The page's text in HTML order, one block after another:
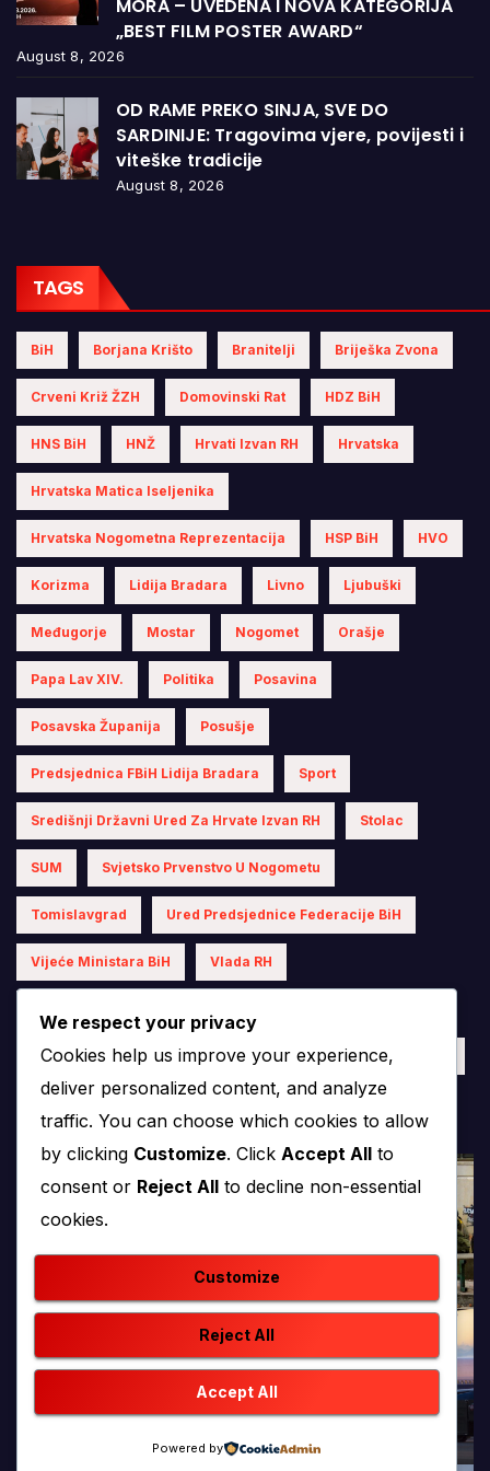
MORA – UVEDENA I NOVA KATEGORIJA
„BEST FILM POSTER AWARD“
August 8, 2026
OD RAME PREKO SINJA, SVE DO
SARDINIJE: Tragovima vjere, povijesti i
viteške tradicije
August 8, 2026
TAGS
BiH Borjana Krišto Branitelji Briješka Zvona
Crveni Križ ŽZH Domovinski Rat HDZ BiH
HNS BiH HNŽ Hrvati Izvan RH Hrvatska
Hrvatska Matica Iseljenika
Hrvatska Nogometna Reprezentacija HSP BiH HVO
Korizma Lidija Bradara Livno Ljubuški
Međugorje Mostar Nogomet Orašje
Papa Lav XIV. Politika Posavina
Posavska Županija Posušje
Predsjednica FBiH Lidija Bradara Sport
Središnji Državni Ured Za Hrvate Izvan RH Stolac
SUM Svjetsko Prvenstvo U Nogometu
Tomislavgrad Ured Predsjednice Federacije BiH
Vijeće Ministara BiH Vlada RH
Čapljina Široki Brijeg Županija Posavska
We respect your privacy
Cookies help us improve your experience,
deliver personalized content, and analyze
traffic. You can choose which cookies to allow
by clicking Customize. Click Accept All to
consent or Reject All to decline non-essential
cookies.
Customize
Reject All
Accept All
Powered by